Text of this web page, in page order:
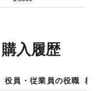
入履歴
役員・従業員の役職
株